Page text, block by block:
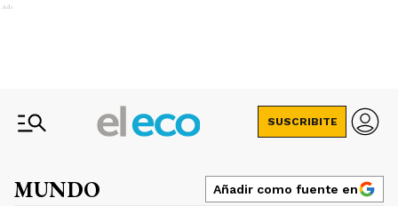
Ads
SUSCRIBITE
MUNDO Añadir como fuente en